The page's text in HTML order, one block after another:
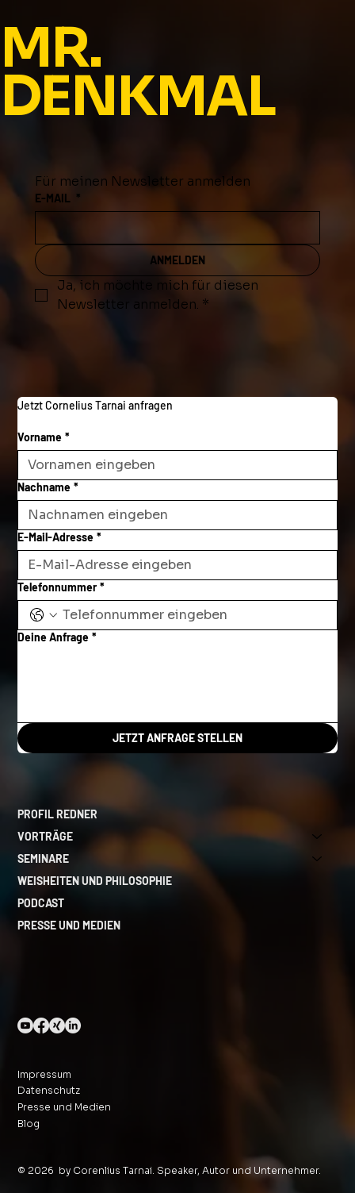
MR.
DENKMAL
Für meinen Newsletter anmelden
E-MAIL *
ANMELDEN
Ja, ich möchte mich für diesen
Newsletter anmelden. *
Jetzt Cornelius Tarnai anfragen
Vorname *
Nachname *
E-Mail-Adresse *
Telefonnummer *
Deine Anfrage *
JETZT ANFRAGE STELLEN
PROFIL REDNER
VORTRÄGE
SEMINARE
WEISHEITEN UND PHILOSOPHIE
PODCAST
PRESSE UND MEDIEN
Impressum
Datenschutz
Presse und Medien
Blog
© 2026 by Corenlius Tarnai. Speaker, Autor und Unternehmer.